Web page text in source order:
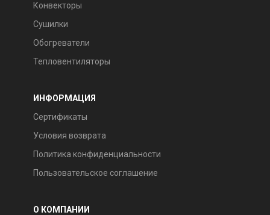
Конвекторы
Сушилки
Обогреватели
Тепловентиляторы
ИНФОРМАЦИЯ
Сертификаты
Условия возврата
Политика конфиденциальности
Пользовательское соглашение
О КОМПАНИИ